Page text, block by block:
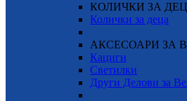
КОЛИЧКИ ЗА
Колички за деца
АКСЕСОАРИ ЗА
Кациги
Светилки
Други Делови за